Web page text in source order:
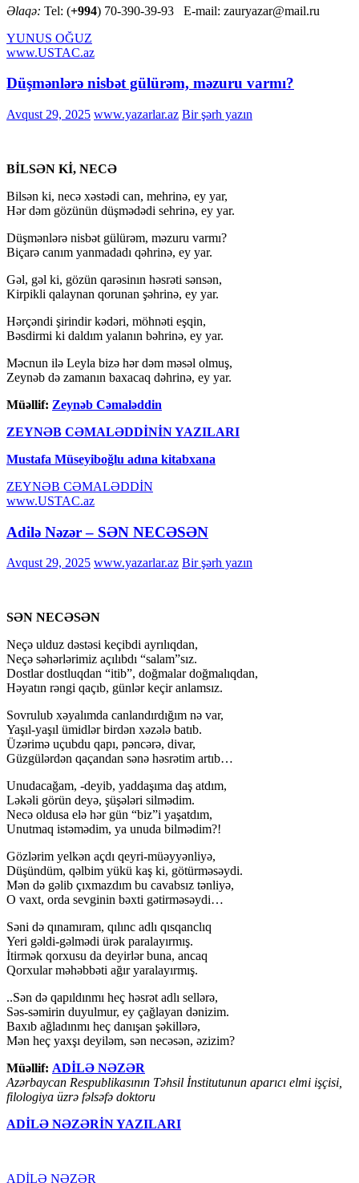
Əlaqə: Tel: (+994) 70-390-39-93 E-mail: zauryazar@mail.ru
YUNUS OĞUZ
www.USTAC.az
Düşmənlərə nisbət gülürəm, məzuru varmı?
Avqust 29, 2025 www.yazarlar.az Bir şərh yazın
BİLSƏN Kİ, NECƏ
Bilsən ki, necə xəstədi can, mehrinə, ey yar,
Hər dəm gözünün düşmədədi sehrinə, ey yar.
Düşmənlərə nisbət gülürəm, məzuru varmı?
Biçarə canım yanmadadı qəhrinə, ey yar.
Gəl, gəl ki, gözün qarəsinın həsrəti sənsən,
Kirpikli qalaynan qorunan şəhrinə, ey yar.
Hərçəndi şirindir kədəri, möhnəti eşqin,
Bəsdirmi ki daldım yalanın bəhrinə, ey yar.
Məcnun ilə Leyla bizə hər dəm məsəl olmuş,
Zeynəb də zamanın baxacaq dəhrinə, ey yar.
Müəllif: Zeynəb Cəmaləddin
ZEYNƏB CƏMALƏDDİNİN YAZILARI
Mustafa Müseyiboğlu adına kitabxana
ZEYNƏB CƏMALƏDDİN
www.USTAC.az
Adilə Nəzər – SƏN NECƏSƏN
Avqust 29, 2025 www.yazarlar.az Bir şərh yazın
SƏN NECƏSƏN
Neçə ulduz dəstəsi keçibdi ayrılıqdan,
Neçə səhərlərimiz açılıbdı “salam”sız.
Dostlar dostluqdan “itib”, doğmalar doğmalıqdan,
Həyatın rəngi qaçıb, günlər keçir anlamsız.
Sovrulub xəyalımda canlandırdığım nə var,
Yaşıl-yaşıl ümidlər birdən xəzələ batıb.
Üzərimə uçubdu qapı, pəncərə, divar,
Güzgülərdən qaçandan sənə həsrətim artıb…
Unudacağam, -deyib, yaddaşıma daş atdım,
Ləkəli görün deyə, şüşələri silmədim.
Necə oldusa elə hər gün “biz”i yaşatdım,
Unutmaq istəmədim, ya unuda bilmədim?!
Gözlərim yelkən açdı qeyri-müəyyənliyə,
Düşündüm, qəlbim yükü kaş ki, götürməsəydi.
Mən də gəlib çıxmazdım bu cavabsız tənliyə,
O vaxt, orda sevginin bəxti gətirməsəydi…
Səni də qınamıram, qılınc adlı qısqanclıq
Yeri gəldi-gəlmədi ürək paralayırmış.
İtirmək qorxusu da deyirlər buna, ancaq
Qorxular məhəbbəti ağır yaralayırmış.
..Sən də qapıldınmı heç həsrət adlı sellərə,
Səs-səmirin duyulmur, ey çağlayan dənizim.
Baxıb ağladınmı heç danışan şəkillərə,
Mən heç yaxşı deyiləm, sən necəsən, əzizim?
Müəllif: ADİLƏ NƏZƏR
Azərbaycan Respublikasının Təhsil İnstitutunun aparıcı elmi işçisi,
filologiya üzrə fəlsəfə doktoru
ADİLƏ NƏZƏRİN YAZILARI
ADİLƏ NƏZƏR